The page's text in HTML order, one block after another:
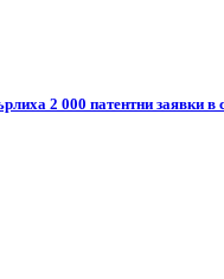
2 000 патентни заявки в